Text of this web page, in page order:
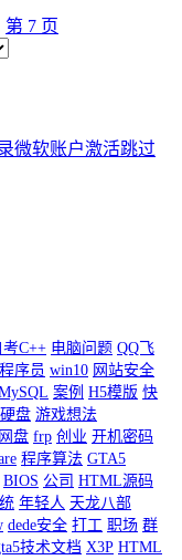
第 7 页
微软账户激活跳过
考C++ 电脑问题 QQ飞
程序员 win10 网站安全
案例 H5模版 快
盘 游戏想法
网盘 frp 创业 开机密码
程序算法 GTA5
BIOS 公司 HTML源码
年轻人 天龙八部
dede安全 打工 职场 群
技术文档 X3P HTML